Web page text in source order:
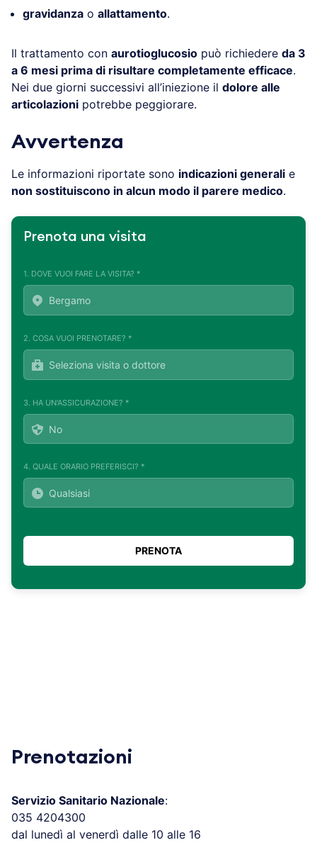
gravidanza o allattamento.
Il trattamento con aurotioglucosio può richiedere da 3
a 6 mesi prima di risultare completamente efficace.
Nei due giorni successivi all’iniezione il dolore alle
articolazioni potrebbe peggiorare.
Avvertenza
Le informazioni riportate sono indicazioni generali e
non sostituiscono in alcun modo il parere medico.
Prenota una visita
1. DOVE VUOI FARE LA VISITA? *
2. COSA VUOI PRENOTARE? *
3. HA UN'ASSICURAZIONE? *
4. QUALE ORARIO PREFERISCI? *
Prenotazioni
Servizio Sanitario Nazionale:
035 4204300
dal lunedì al venerdì dalle 10 alle 16